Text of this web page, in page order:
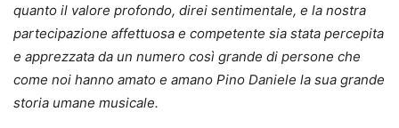
quanto il valore profondo, direi sentimentale, e la nostra
partecipazione affettuosa e competente sia stata percepita
e apprezzata da un numero così grande di persone che
come noi hanno amato e amano Pino Daniele la sua grande
storia umane musicale.